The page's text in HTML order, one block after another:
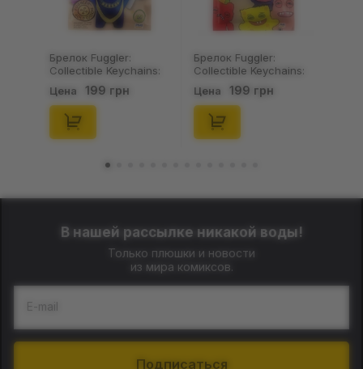
Брелок Fuggler:
Collectible Keychains:
Series 2 (Blind Box: 1 з
46), (15475)199 грн
Шкарпетки
В нашей рассылке никакой воды!
Только плюшки и новости
из мира комиксов.
E-mail
Подписаться